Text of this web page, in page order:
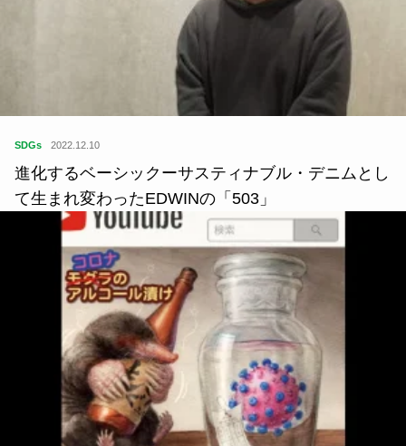
SDGs 2022.12.10
進化するベーシックーサスティナブル・デニムとし
て生まれ変わったEDWINの「503」